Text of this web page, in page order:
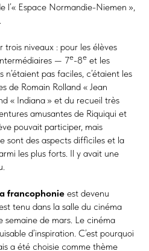
l’« Espace Normandie-Niemen »,
niveaux : pour les élèves
— 7e-8e et les
n’étaient pas faciles, c’étaient les
de Romain Rolland « Jean
« Indiana » et du recueil très
amusantes de Riquiqui et
pouvait participer, mais
sont des aspects difficiles et la
les plus forts. Il y avait une
francophonie est devenu
tenu dans la salle du cinéma
semaine de mars. Le cinéma
d’inspiration. C’est pourquoi
a été choisie comme thème